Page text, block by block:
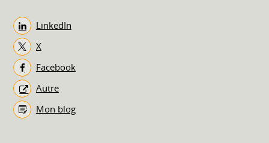
LinkedIn
X
Facebook
Autre
Mon blog